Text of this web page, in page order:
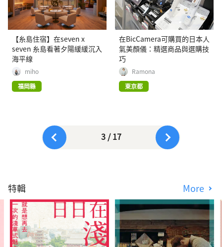
【糸島住宿】在seven x
seven 糸島看著夕陽緩緩沉入
海平線
miho
福岡縣
在BicCamera可購買的日本人
氣美顏儀：精選商品與選購技
巧
Ramona
東京都
3 / 17
特輯 More